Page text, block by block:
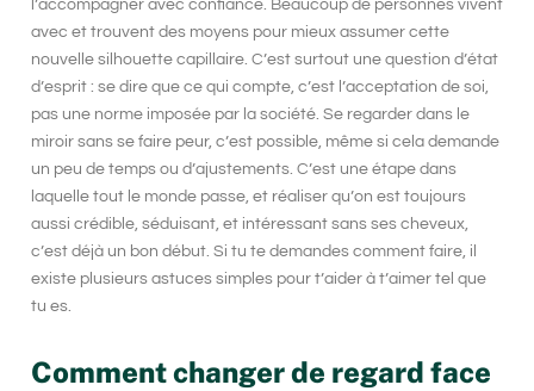
l’accompagner avec confiance. Beaucoup de personnes vivent
avec et trouvent des moyens pour mieux assumer cette
nouvelle silhouette capillaire. C’est surtout une question d’état
d’esprit : se dire que ce qui compte, c’est l’acceptation de soi,
pas une norme imposée par la société. Se regarder dans le
miroir sans se faire peur, c’est possible, même si cela demande
un peu de temps ou d’ajustements. C’est une étape dans
laquelle tout le monde passe, et réaliser qu’on est toujours
aussi crédible, séduisant, et intéressant sans ses cheveux,
c’est déjà un bon début. Si tu te demandes comment faire, il
existe plusieurs astuces simples pour t’aider à t’aimer tel que
tu es.
Comment changer de regard face